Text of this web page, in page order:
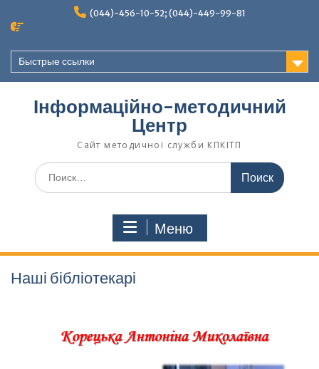
(044)-456-10-52; (044)-449-99-81
Быстрые ссылки
Інформаційно-методичний
Центр
Сайт методичної служби КПКІТП
Поиск
по:
Меню
Наші бібліотекарі